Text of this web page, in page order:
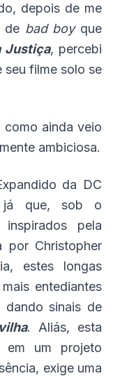
depois de me
de bad boyque
Justiça, percebi
seu filme solo se
ainda veio
ambiciosa.
da DC
já que, sob o
pela
por Christopher
estes longas
entediantes
sinais de
. Aliás, esta
em um projeto
exige uma